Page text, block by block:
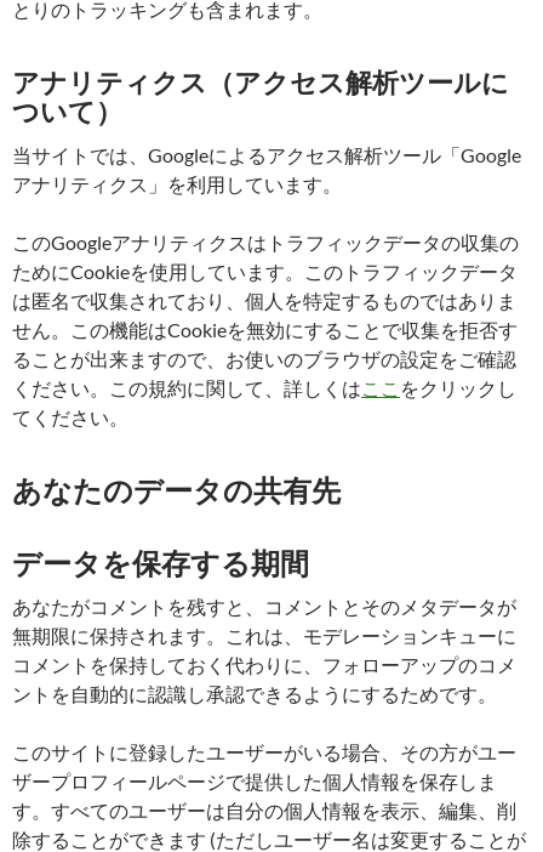
とりのトラッキングも含まれます。
アナリティクス（アクセス解析ツールに
ついて）
当サイトでは、Googleによるアクセス解析ツール「Google
アナリティクス」を利用しています。
このGoogleアナリティクスはトラフィックデータの収集の
ためにCookieを使用しています。このトラフィックデータ
は匿名で収集されており、個人を特定するものではありま
せん。この機能はCookieを無効にすることで収集を拒否す
ることが出来ますので、お使いのブラウザの設定をご確認
ください。この規約に関して、詳しくはここ をクリックし
てください。
あなたのデータの共有先
データを保存する期間
あなたがコメントを残すと、コメントとそのメタデータが
無期限に保持されます。これは、モデレーションキューに
コメントを保持しておく代わりに、フォローアップのコメ
ントを自動的に認識し承認できるようにするためです。
このサイトに登録したユーザーがいる場合、その方がユー
ザープロフィールページで提供した個人情報を保存しま
す。すべてのユーザーは自分の個人情報を表示、編集、削
除することができます (ただしユーザー名は変更することが